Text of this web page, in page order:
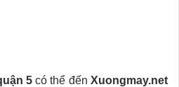
5có thể đếnXuongmay.net